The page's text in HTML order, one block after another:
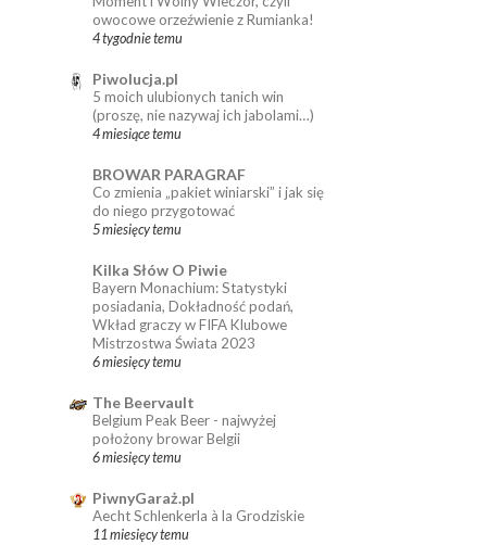
owocowe orzeźwienie z Rumianka!
4 tygodnie temu
Piwolucja.pl
5 moich ulubionych tanich win
(proszę, nie nazywaj ich jabolami…)
4 miesiące temu
BROWAR PARAGRAF
Co zmienia „pakiet winiarski” i jak się
do niego przygotować
5 miesięcy temu
Kilka Słów O Piwie
Bayern Monachium: Statystyki
posiadania, Dokładność podań,
Wkład graczy w FIFA Klubowe
Mistrzostwa Świata 2023
6 miesięcy temu
The Beervault
Belgium Peak Beer - najwyżej
położony browar Belgii
6 miesięcy temu
PiwnyGaraż.pl
Aecht Schlenkerla à la Grodziskie
11 miesięcy temu